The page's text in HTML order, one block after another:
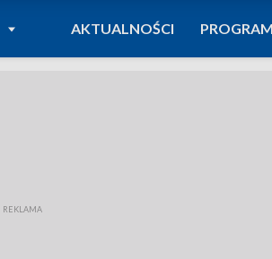
DO
AKTUALNOŚCI